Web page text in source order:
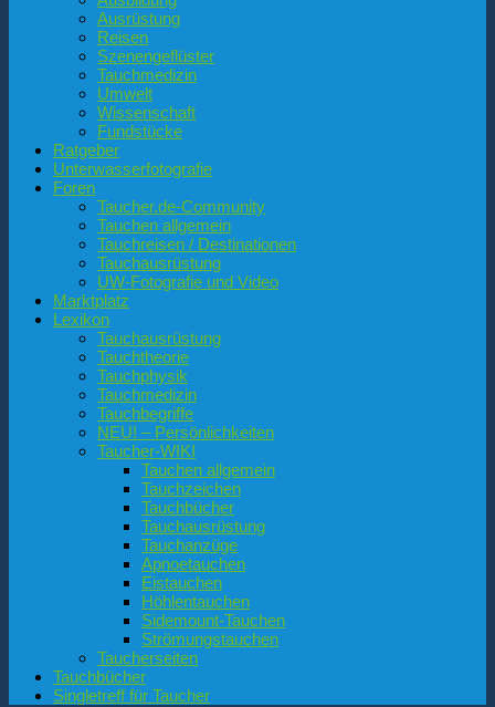
Ausrüstung
Reisen
Szenengeflüster
Tauchmedizin
Umwelt
Wissenschaft
Fundstücke
Ratgeber
Unterwasserfotografie
Foren
Taucher.de-Community
Tauchen allgemein
Tauchreisen / Destinationen
Tauchausrüstung
UW-Fotografie und Video
Marktplatz
Lexikon
Tauchausrüstung
Tauchtheorie
Tauchphysik
Tauchmedizin
Tauchbegriffe
NEU! – Persönlichkeiten
Taucher-WIKI
Tauchen allgemein
Tauchzeichen
Tauchbücher
Tauchausrüstung
Tauchanzüge
Apnoetauchen
Eistauchen
Höhlentauchen
Sidemount-Tauchen
Strömungstauchen
Taucherseiten
Tauchbücher
Singletreff für Taucher